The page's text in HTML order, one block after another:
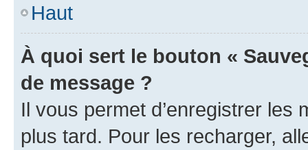
Haut
À quoi sert le bouton «
de message ?
Il vous permet d’enregistrer
plus tard. Pour les recharger,